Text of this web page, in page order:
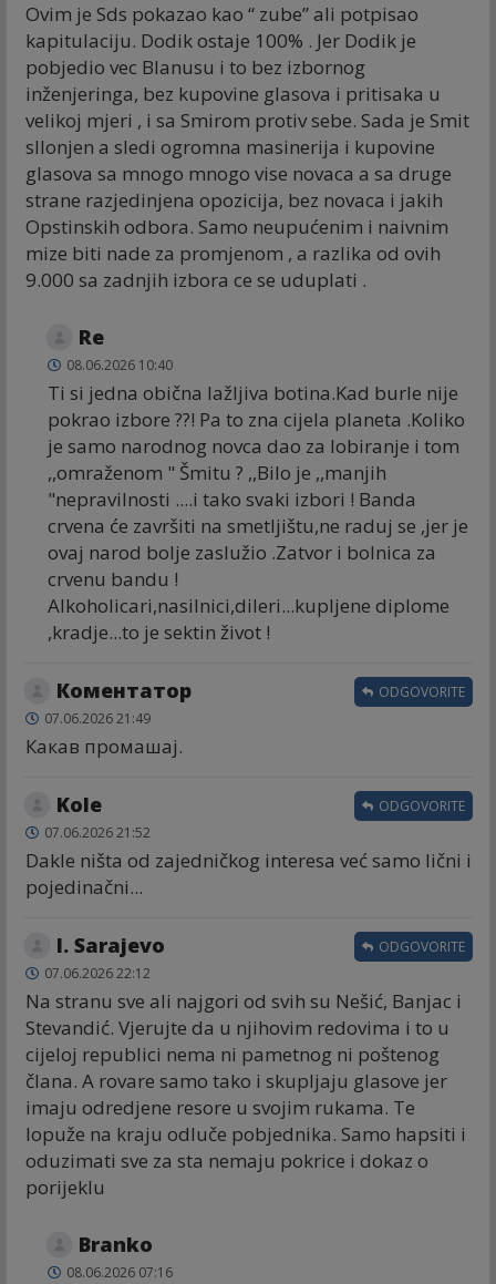
Ovim je Sds pokazao kao “ zube” ali potpisao
kapitulaciju. Dodik ostaje 100% . Jer Dodik je
pobjedio vec Blanusu i to bez izbornog
inženjeringa, bez kupovine glasova i pritisaka u
velikoj mjeri , i sa Smirom protiv sebe. Sada je Smit
sllonjen a sledi ogromna masinerija i kupovine
glasova sa mnogo mnogo vise novaca a sa druge
strane razjedinjena opozicija, bez novaca i jakih
Opstinskih odbora. Samo neupućenim i naivnim
mize biti nade za promjenom , a razlika od ovih
9.000 sa zadnjih izbora ce se uduplati .
Re
08.06.2026 10:40
Ti si jedna obična lažljiva botina.Kad burle nije
pokrao izbore ??! Pa to zna cijela planeta .Koliko
je samo narodnog novca dao za lobiranje i tom
,,omraženom " Šmitu ? ,,Bilo je ,,manjih
"nepravilnosti ....i tako svaki izbori ! Banda
crvena će završiti na smetljištu,ne raduj se ,jer je
ovaj narod bolje zaslužio .Zatvor i bolnica za
crvenu bandu !
Alkoholicari,nasilnici,dileri...kupljene diplome
,kradje...to je sektin život !
Коментатор
07.06.2026 21:49
Какав промашај.
ODGOVORITE
Kole
07.06.2026 21:52
Dakle ništa od zajedničkog interesa već samo lični i
pojedinačni...
ODGOVORITE
I. Sarajevo
07.06.2026 22:12
Na stranu sve ali najgori od svih su Nešić, Banjac i
Stevandić. Vjerujte da u njihovim redovima i to u
cijeloj republici nema ni pametnog ni poštenog
člana. A rovare samo tako i skupljaju glasove jer
imaju odredjene resore u svojim rukama. Te
lopuže na kraju odluče pobjednika. Samo hapsiti i
oduzimati sve za sta nemaju pokrice i dokaz o
porijeklu
ODGOVORITE
Branko
08.06.2026 07:16